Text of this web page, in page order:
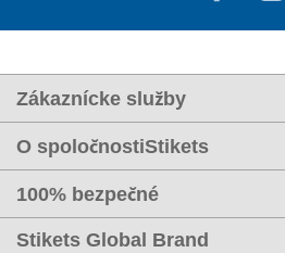
Zákaznícke služby
O spoločnostiStikets
100% bezpečné
Stikets Global Brand